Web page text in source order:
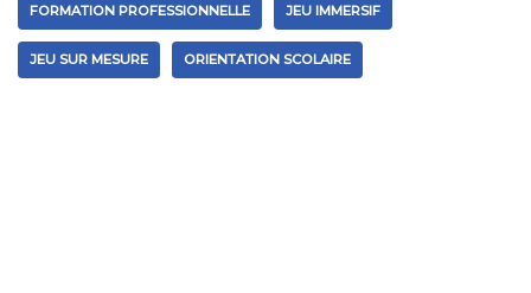
FORMATION PROFESSIONNELLE JEU IMMERSIF
JEU SUR MESURE ORIENTATION SCOLAIRE